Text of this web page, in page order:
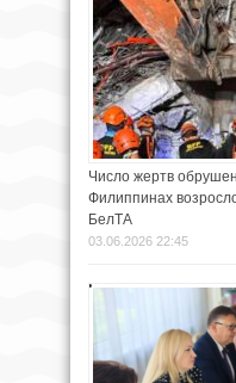
Число жертв
Филиппинах
БелТА
03.06.2026 22:45